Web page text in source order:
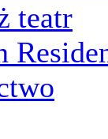
teatr